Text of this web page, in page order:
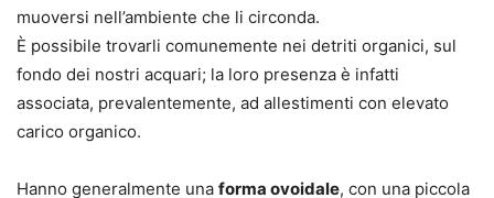
muoversi nell’ambiente che li circonda.
È possibile trovarli comunemente nei detriti organici, sul
fondo dei nostri acquari; la loro presenza è infatti
associata, prevalentemente, ad allestimenti con elevato
carico organico.
Hanno generalmente una forma ovoidale, con una piccola